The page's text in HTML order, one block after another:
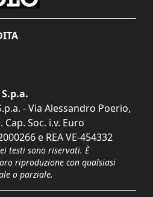
- Via Alessandro Poerio,
Cap. Soc. i.v. Euro
e REA VE-454332
testi sono riservati. È
riproduzione con qualsiasi
o parziale.